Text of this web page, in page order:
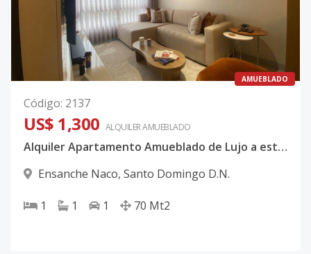
AMUEBLADO
Código: 2137
US$ 1,300 ALQUILERAMUEBLADO
Alquiler Apartamento Amueblado de Lujo a estrenar Naco US$1,300
Ensanche Naco, Santo Domingo D.N.
1 1 1 70 Mt2